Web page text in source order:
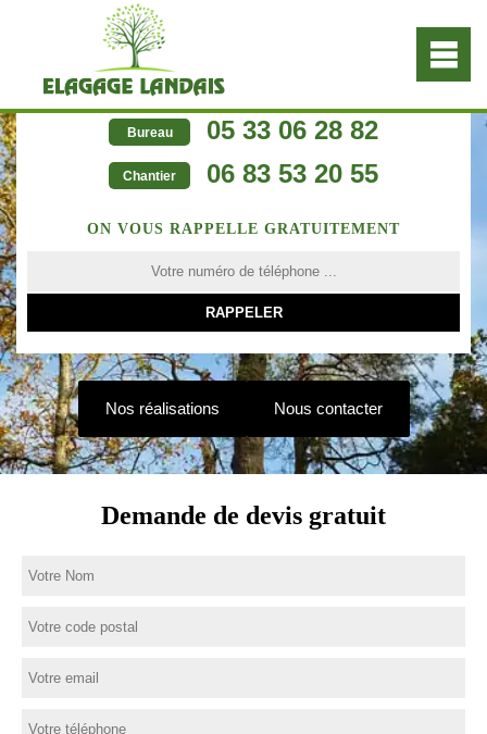
Bureau 05 33 06 28 82
Chantier 06 83 53 20 55
ON VOUS RAPPELLE GRATUITEMENT
Nos réalisations Nous contacter
Demande de devis gratuit